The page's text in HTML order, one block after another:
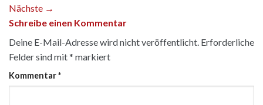
Nächste →
Schreibe einen Kommentar
Deine E-Mail-Adresse wird nicht veröffentlicht. Erforderliche
Felder sind mit* markiert
Kommentar*